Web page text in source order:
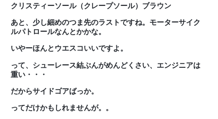
クリスティーソール（クレープソール）ブラウン
あと、少し細めのつま先のラストですね。モーターサイク
ルパトロールなんとかかな。
いやーほんとウエスコいいですよ。
って、シューレース結ぶんがめんどくさい、エンジニアは
重い・・・
だからサイドゴアばっか。
ってだけかもしれませんが。。